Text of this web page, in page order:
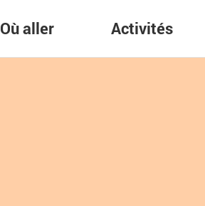
Où aller Activités